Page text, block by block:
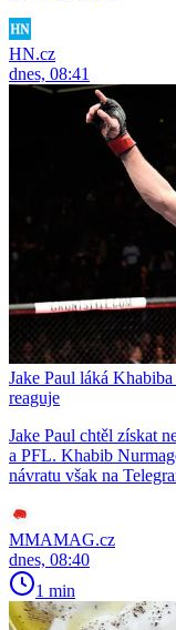
HN.cz
dnes, 08:41
Jake Paul láká
reaguje
Jake Paul chtěl získat
a PFL. Khabib
návratu však na
MMAMAG.cz
dnes, 08:40
1 min